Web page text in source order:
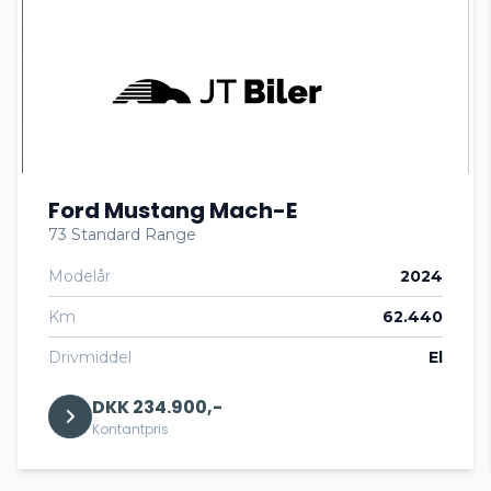
Centrallås
DAB radio
DAB+ radio
Digitalt cockpit
Ford Mustang Mach-E
73 Standard Range
Modelår 2024
Km 62.440
Drivmiddel El
DKK 234.900,-
Kontantpris